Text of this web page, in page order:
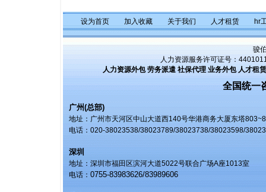
设为首页 加入收藏 关于我们 人才租赁 hr
骏
人力资源服务许可证号：
人力资源外包 劳务派遣 社保代理 业务外包 人才租赁
全国统一
广州(总部)
地址：广州市天河区中山大道西140号华港商务大厦东塔
电话： 020-38023538/38023789/38023738/38023598/
深圳
地址：深圳市福田区滨河大道5022号联合广场A座1013室
电话： 0755-83983626/83989606